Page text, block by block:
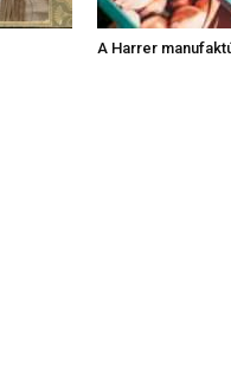
A Harrer